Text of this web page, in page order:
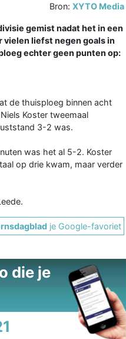
Bron:XYTO Media
gemist nadat het in een
vielen liefst negen goals in
echter geen punten op:
de thuisploeg binnen acht
Koster tweemaal
3-2 was.
was het al 5-2. Koster
op drie kwam, maar verder
je Google-favoriet
die je